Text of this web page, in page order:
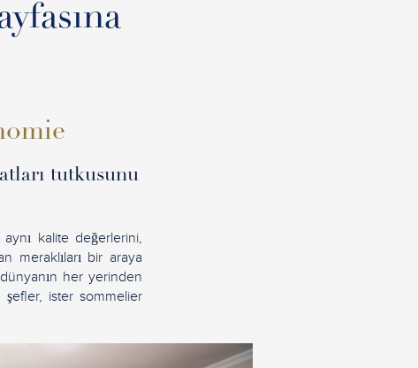
tutkusunu
kalite değerlerini,
meraklıları bir araya
her yerinden
ister sommelier